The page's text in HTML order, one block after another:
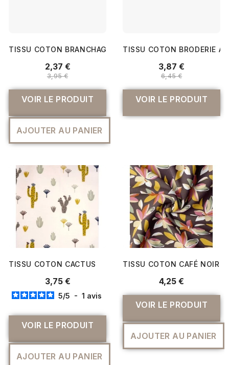
TISSU COTON BRANCHAGE
2,37 €
3,95 €
VOIR LE PRODUIT
AJOUTER AU PANIER
TISSU COTON BRODERIE
3,87 €
6,45 €
VOIR LE PRODUIT
TISSU COTON CACTUS
3,75 €
5/5 - 1 avis
VOIR LE PRODUIT
AJOUTER AU PANIER
TISSU COTON CAFÉ NOIR
4,25 €
VOIR LE PRODUIT
AJOUTER AU PANIER